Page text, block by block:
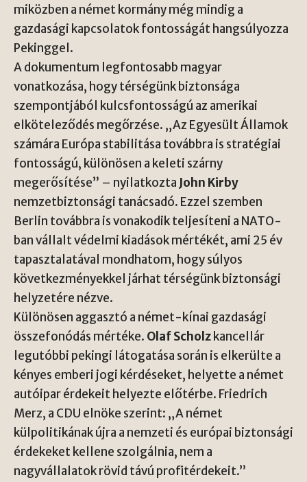
miközben a német kormány még mindig a
gazdasági kapcsolatok fontosságát hangsúlyozza
Pekinggel.
A dokumentum legfontosabb magyar
vonatkozása, hogy térségünk biztonsága
szempontjából kulcsfontosságú az amerikai
elköteleződés megőrzése. „Az Egyesült Államok
számára Európa stabilitása továbbra is stratégiai
fontosságú, különösen a keleti szárny
megerősítése” – nyilatkozta John Kirby
nemzetbiztonsági tanácsadó. Ezzel szemben
Berlin továbbra is vonakodik teljesíteni a NATO-
ban vállalt védelmi kiadások mértékét, ami 25 év
tapasztalatával mondhatom, hogy súlyos
következményekkel járhat térségünk biztonsági
helyzetére nézve.
Különösen aggasztó a német-kínai gazdasági
összefonódás mértéke. Olaf Scholz kancellár
legutóbbi pekingi látogatása során is elkerülte a
kényes emberi jogi kérdéseket, helyette a német
autóipar érdekeit helyezte előtérbe. Friedrich
Merz, a CDU elnöke szerint: „A német
külpolitikának újra a nemzeti és európai biztonsági
érdekeket kellene szolgálnia, nem a
nagyvállalatok rövid távú profitérdekeit.”